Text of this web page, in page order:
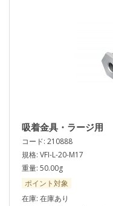
吸着金具・ラージ用
コード: 210888
規格: VFI-L-20-M17
重量: 50.00g
ポイント対象
在庫: 在庫あり